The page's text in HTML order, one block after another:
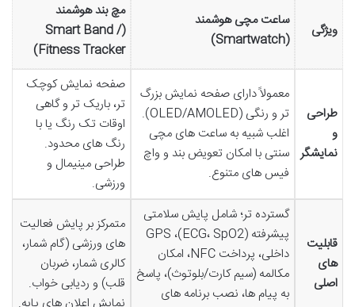
ویژگی
ساعت مچی هوشمند
(Smartwatch)
مچ بند هوشمند
(Smart Band /
Fitness Tracker)
طراحی
و
نمایشگر
معمولاً دارای صفحه نمایش بزرگ
تر و رنگی (OLED/AMOLED).
اغلب شبیه به ساعت های مچی
سنتی با امکان تعویض بند و واچ
فیس های متنوع.
صفحه نمایش کوچک
تر، باریک تر و گاهی
اوقات تک رنگ یا با
رنگ های محدود.
طراحی مینیمال و
ورزشی.
قابلیت
های
اصلی
گسترده تر؛ شامل پایش سلامتی
پیشرفته (ECG، SpO2)، GPS
داخلی، پرداخت NFC، امکان
مکالمه (سیم کارت/بلوتوث)، پاسخ
به پیام ها، نصب برنامه های
متمرکز بر پایش فعالیت
های ورزشی (گام شمار،
کالری شمار، ضربان
قلب) و ردیابی خواب.